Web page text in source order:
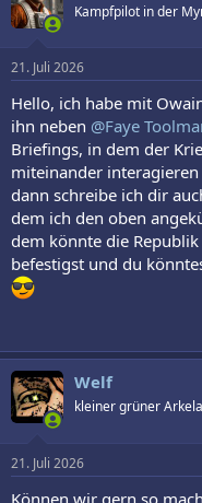
Kampfpilot in der
21. Juli 2026
Hello, ich habe mit
ihn neben @Faye
Briefings, in dem der
miteinander
dann schreibe ich dir
dem ich den oben
dem könnte die
befestigst und du
Welf
kleiner grüner
21. Juli 2026
Können wir gern so